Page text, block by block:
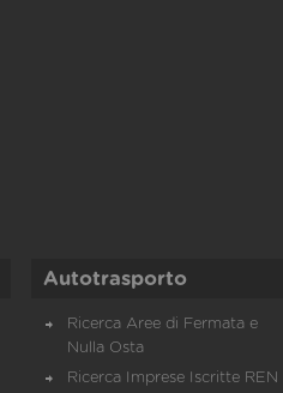
Autotrasporto
Ricerca Aree di Fermata e
Nulla Osta
Ricerca Imprese Iscritte REN